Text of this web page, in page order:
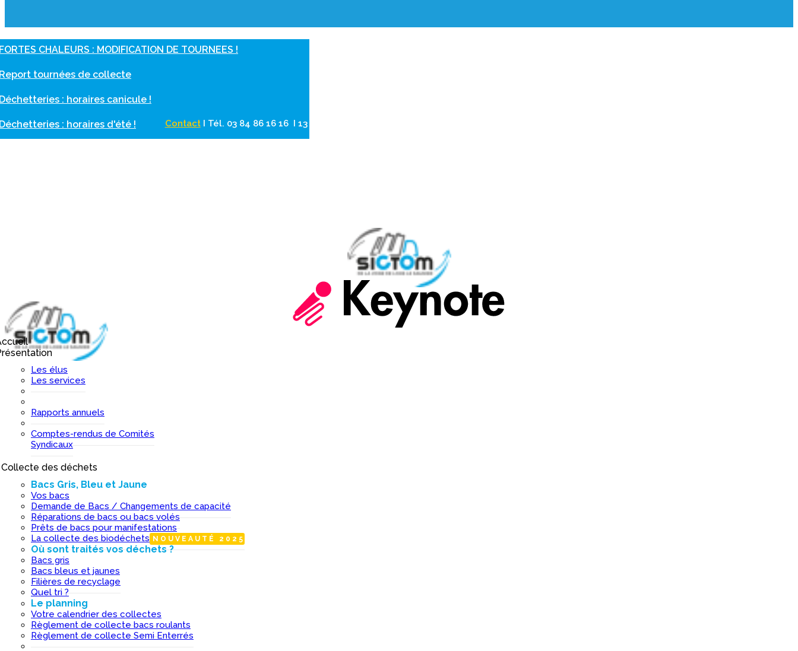
CHALEURS : MODIFICATION DE TOURNEES !
tournées de collecte
: horaires canicule !
: horaires d'été ! ContactI Tél. 03 84 86 16 16 I 13 ZAC des Toupes, 39570 Montmorot
I
Les élus
Les services
Rapports annuels
Comptes-rendus de Comités
Syndicaux
Collecte des déchets
Bacs Gris, Bleu et Jaune
Vos bacs
Demande de Bacs / Changements de capacité
Réparations de bacs ou bacs volés
Prêts de bacs pour manifestations
La collecte des biodéchets NOUVEAUTÉ 2025
Où sont traités vos déchets ?
Bacs gris
Bacs bleus et jaunes
Filières de recyclage
Quel tri ?
Le planning
Votre calendrier des collectes
Règlement de collecte bacs roulants
Règlement de collecte Semi Enterrés